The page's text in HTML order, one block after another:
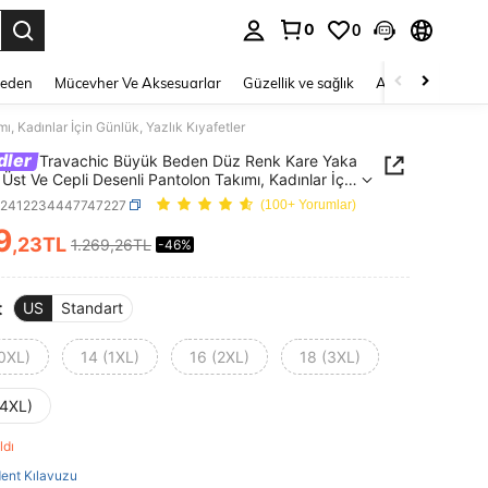
0 0
Mücevher Ve Aksesuarlar Güzellik ve sağlık Ayakkabı
Kadınlar İçin Günlük, Yazlık Kıyafetler
Travachic Büyük Beden Düz Renk Kare Yaka
Ve Cepli Desenli Pantolon Takımı, Kadınlar İçin
Yazlık Kıyafetler
(100+ Yorumlar)
AND AVAILABILITY
,23TL 1.269,26TL -46%
US Standart
14 (1XL) 16 (2XL) 18 (3XL)
Kılavuzu